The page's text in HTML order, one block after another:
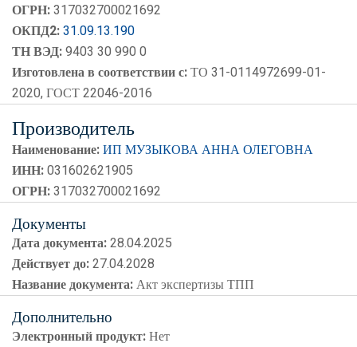
ОГРН:317032700021692
ОКПД2:31.09.13.190
ТН ВЭД:9403 30 990 0
Изготовлена в соответствии с:ТО 31-0114972699-01-
2020, ГОСТ 22046-2016
Производитель
Наименование:ИП МУЗЫКОВА АННА ОЛЕГОВНА
ИНН:031602621905
ОГРН:317032700021692
Документы
Дата документа:28.04.2025
Действует до:27.04.2028
Название документа:Акт экспертизы ТПП
Дополнительно
Электронный продукт:Нет